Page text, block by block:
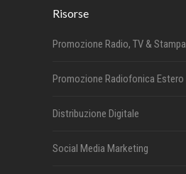
Risorse
Promozione Radio, TV & Stampa
Promozione Radiofonica Estero
Distribuzione Digitale
Social Media Marketing